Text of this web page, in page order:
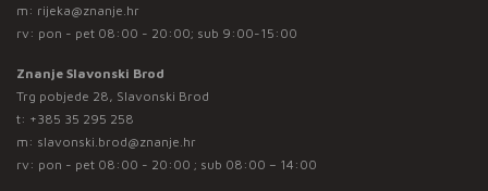
m: rijeka@znanje.hr
rv: pon - pet 08:00 - 20:00; sub 9:00-15:00
Znanje Slavonski Brod
Trg pobjede 28, Slavonski Brod
t: +385 35 295 258
m: slavonski.brod@znanje.hr
rv: pon - pet 08:00 - 20:00 ; sub 08:00 – 14:00